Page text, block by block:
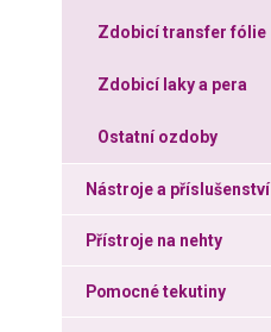
Zdobicí transfer fólie
Zdobicí laky a pera
Ostatní ozdoby
Nástroje a příslušenství
Přístroje na nehty
Pomocné tekutiny